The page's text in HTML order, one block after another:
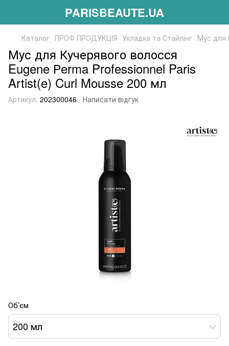
PARISBEAUTE.UA
Каталог ПРОФ ПРОДУКЦІЯ Укладка та Стайлінг Мус для
Мус для Кучерявого волосся
Eugene Рerma Professionnel Paris
Artist(e) Curl Mousse 200 мл
Артикул: 202300046 Написати відгук
Об’єм
200 мл